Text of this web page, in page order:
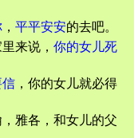
， 平平安安的去吧。
来说， 你的女儿死
信 ，你的女儿就必得
雅各，和女儿的父